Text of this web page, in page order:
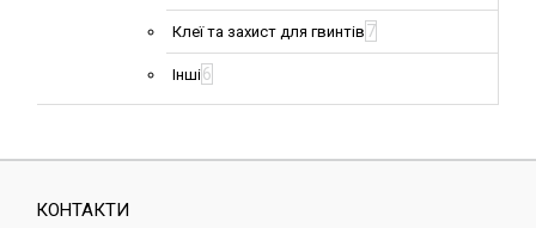
Клеї та захист для гвинтів 7
Інші6
КОНТАКТИ